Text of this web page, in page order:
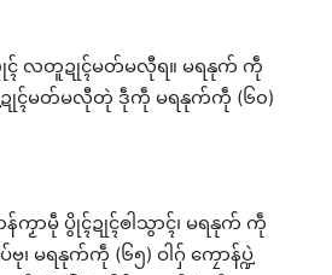
ၚ် လတူဍုၚ်မတ်မလီုရ။ မရနုက် ကဵု
န်ပ္ဍဲဍုၚ်မတ်မလီုတုဲ ဒဵုကဵု မရနုက်ကဵု (၆၀)
န်ကၟာမဵု ပွိုၚ်ဍုၚ်ၜါသွာၚ်၊ မရနုက် ကဵု
၊ မရနုက်ကဵု (၆၅) ဝါဂှ် ကၠောန်ပ္ဍဲ